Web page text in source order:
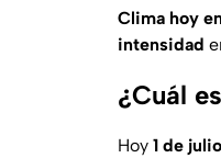
Clima hoy
intensidad
¿Cuál
Hoy 1 de